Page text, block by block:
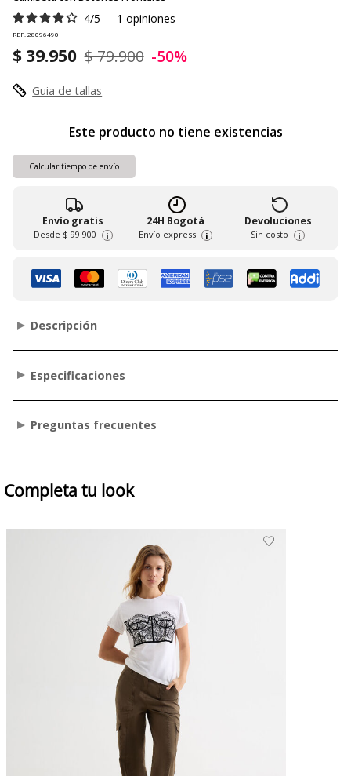
4/5 - 1 opiniones
REF. 28096490
$ 39.950 $ 79.900 -50%
Guia de tallas
Este producto no tiene existencias
Calcular tiempo de envío
Envío gratis
Desde $ 99.900 i
24H Bogotá
Envío express i
Devoluciones
Sin costo i
Descripción
Especificaciones
Preguntas frecuentes
Completa tu look